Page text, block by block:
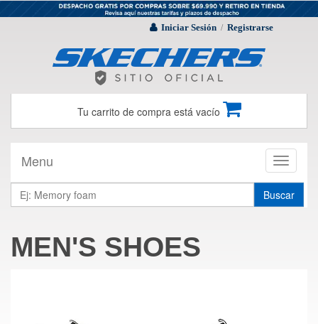
Iniciar Sesión / Registrarse
Tu carrito de compra está vacío
Toggle
Menu
Buscar
MEN'S SHOES